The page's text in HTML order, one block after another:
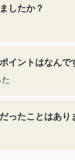
したか？
イントはなんで
ったことはあり